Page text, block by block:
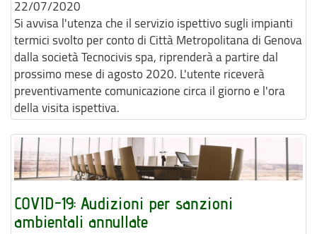
22/07/2020
Si avvisa l'utenza che il servizio ispettivo sugli impianti
termici svolto per conto di Città Metropolitana di Genova
dalla società Tecnocivis spa, riprenderà a partire dal
prossimo mese di agosto 2020. L'utente riceverà
preventivamente comunicazione circa il giorno e l'ora
della visita ispettiva.
COVID-19: Audizioni per sanzioni
ambientali annullate